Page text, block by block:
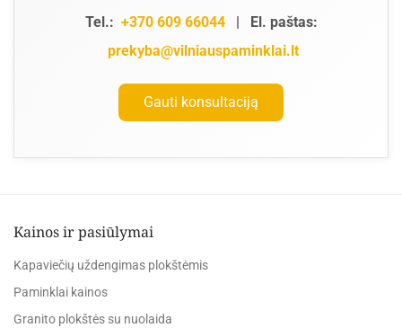
Tel.: +370 609 66044|
El. paštas:
prekyba@vilniauspaminklai.lt
Gauti konsultaciją
Kainos ir pasiūlymai
Kapaviečių uždengimas plokštėmis
Paminklai kainos
Granito plokštės su nuolaida